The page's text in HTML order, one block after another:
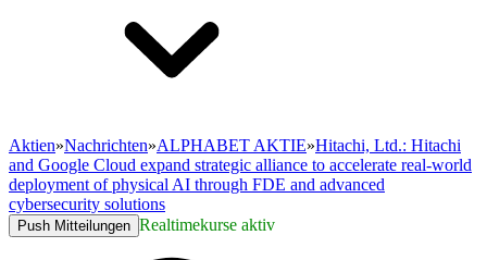
Aktien»Nachrichten»ALPHABET AKTIE»Hitachi, Ltd.: Hitachi
and Google Cloud expand strategic alliance to accelerate real-world
deployment of physical AI through FDE and advanced
cybersecurity solutions
Push Mitteilungen Realtimekurse aktiv